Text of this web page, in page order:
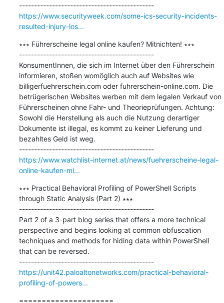
---------------------------------------------
https://www.securityweek.com/some-ics-security-incidents-
resulted-injury-los...
∗∗∗ Führerscheine legal online kaufen? Mitnichten! ∗∗∗
---------------------------------------------
KonsumentInnen, die sich im Internet über den Führerschein
informieren, stoßen womöglich auch auf Websites wie
billigerfuehrerschein.com oder fuhrerschein-online.com. Die
betrügerischen Websites werben mit dem legalen Verkauf von
Führerscheinen ohne Fahr- und Theorieprüfungen. Achtung:
Sowohl die Herstellung als auch die Nutzung derartiger
Dokumente ist illegal, es kommt zu keiner Lieferung und
bezahltes Geld ist weg.
---------------------------------------------
https://www.watchlist-internet.at/news/fuehrerscheine-legal-
online-kaufen-mi...
∗∗∗ Practical Behavioral Profiling of PowerShell Scripts
through Static Analysis (Part 2) ∗∗∗
---------------------------------------------
Part 2 of a 3-part blog series that offers a more technical
perspective and begins looking at common obfuscation
techniques and methods for hiding data within PowerShell
that can be reversed.
---------------------------------------------
https://unit42.paloaltonetworks.com/practical-behavioral-
profiling-of-powers...
=====================